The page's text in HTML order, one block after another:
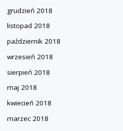
grudzień 2018
listopad 2018
październik 2018
wrzesień 2018
sierpień 2018
maj 2018
kwiecień 2018
marzec 2018